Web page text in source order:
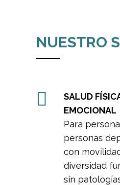
NUESTRO
SALUD
EMOCIONAL
Para
personas
con
diversidad
sin